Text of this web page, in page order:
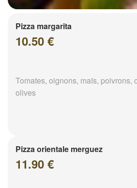
Pizza margarita
10.50 €
Tomates, oignons, maïs, poivrons,
olives
Pizza orientale merguez
11.90 €